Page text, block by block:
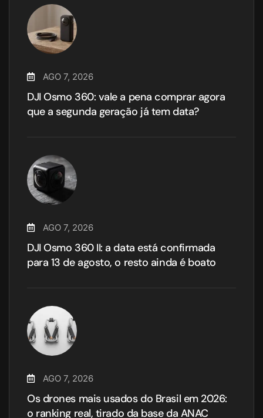
AGO 7, 2026
DJI Osmo 360: vale a pena comprar agora
que a segunda geração já tem data?
AGO 7, 2026
DJI Osmo 360 II: a data está confirmada
para 13 de agosto, o resto ainda é boato
AGO 7, 2026
Os drones mais usados do Brasil em 2026:
o ranking real, tirado da base da ANAC